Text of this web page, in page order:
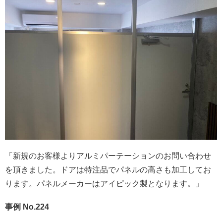
「新規のお客様よりアルミパーテーションのお問い合わせ
を頂きました。ドアは特注品でパネルの高さも加工してお
ります。パネルメーカーはアイピック製となります。」
事例 No.224